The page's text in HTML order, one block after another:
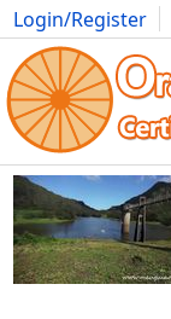
Login/Register
Movies Anime